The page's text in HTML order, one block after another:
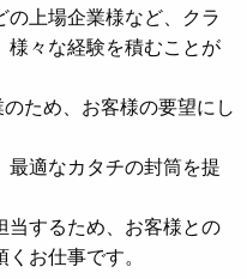
の上場企業様など、クラ
様々な経験を積むことが
ため、お客様の要望にし
最適なカタチの封筒を提
当するため、お客様との
お仕事です。